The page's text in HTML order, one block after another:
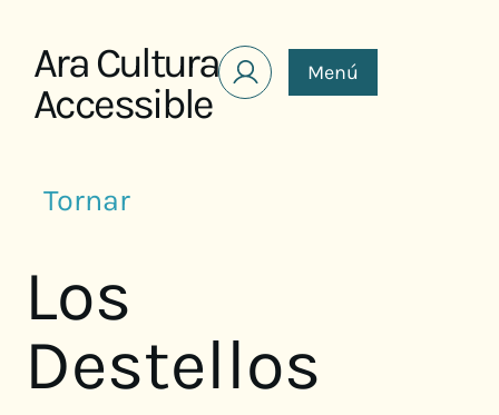
Ara Cultura
Accessible
Menú
Tornar
Los
Destellos